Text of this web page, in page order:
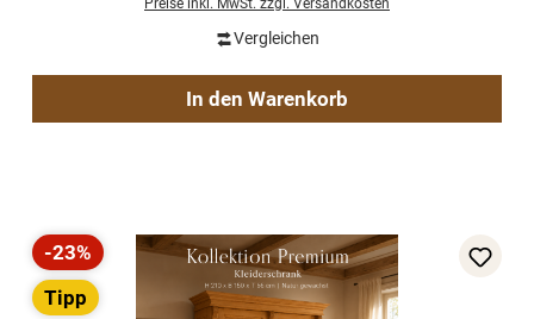
Preise inkl. MwSt. zzgl. Versandkosten
Vergleichen
In den Warenkorb
Rabatt
-23%
Tipp